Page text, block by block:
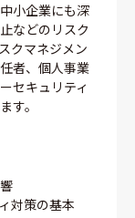
小企業にも深
などのリスク
クマネジメン
者、個人事業
セキュリティ
す。
対策の基本